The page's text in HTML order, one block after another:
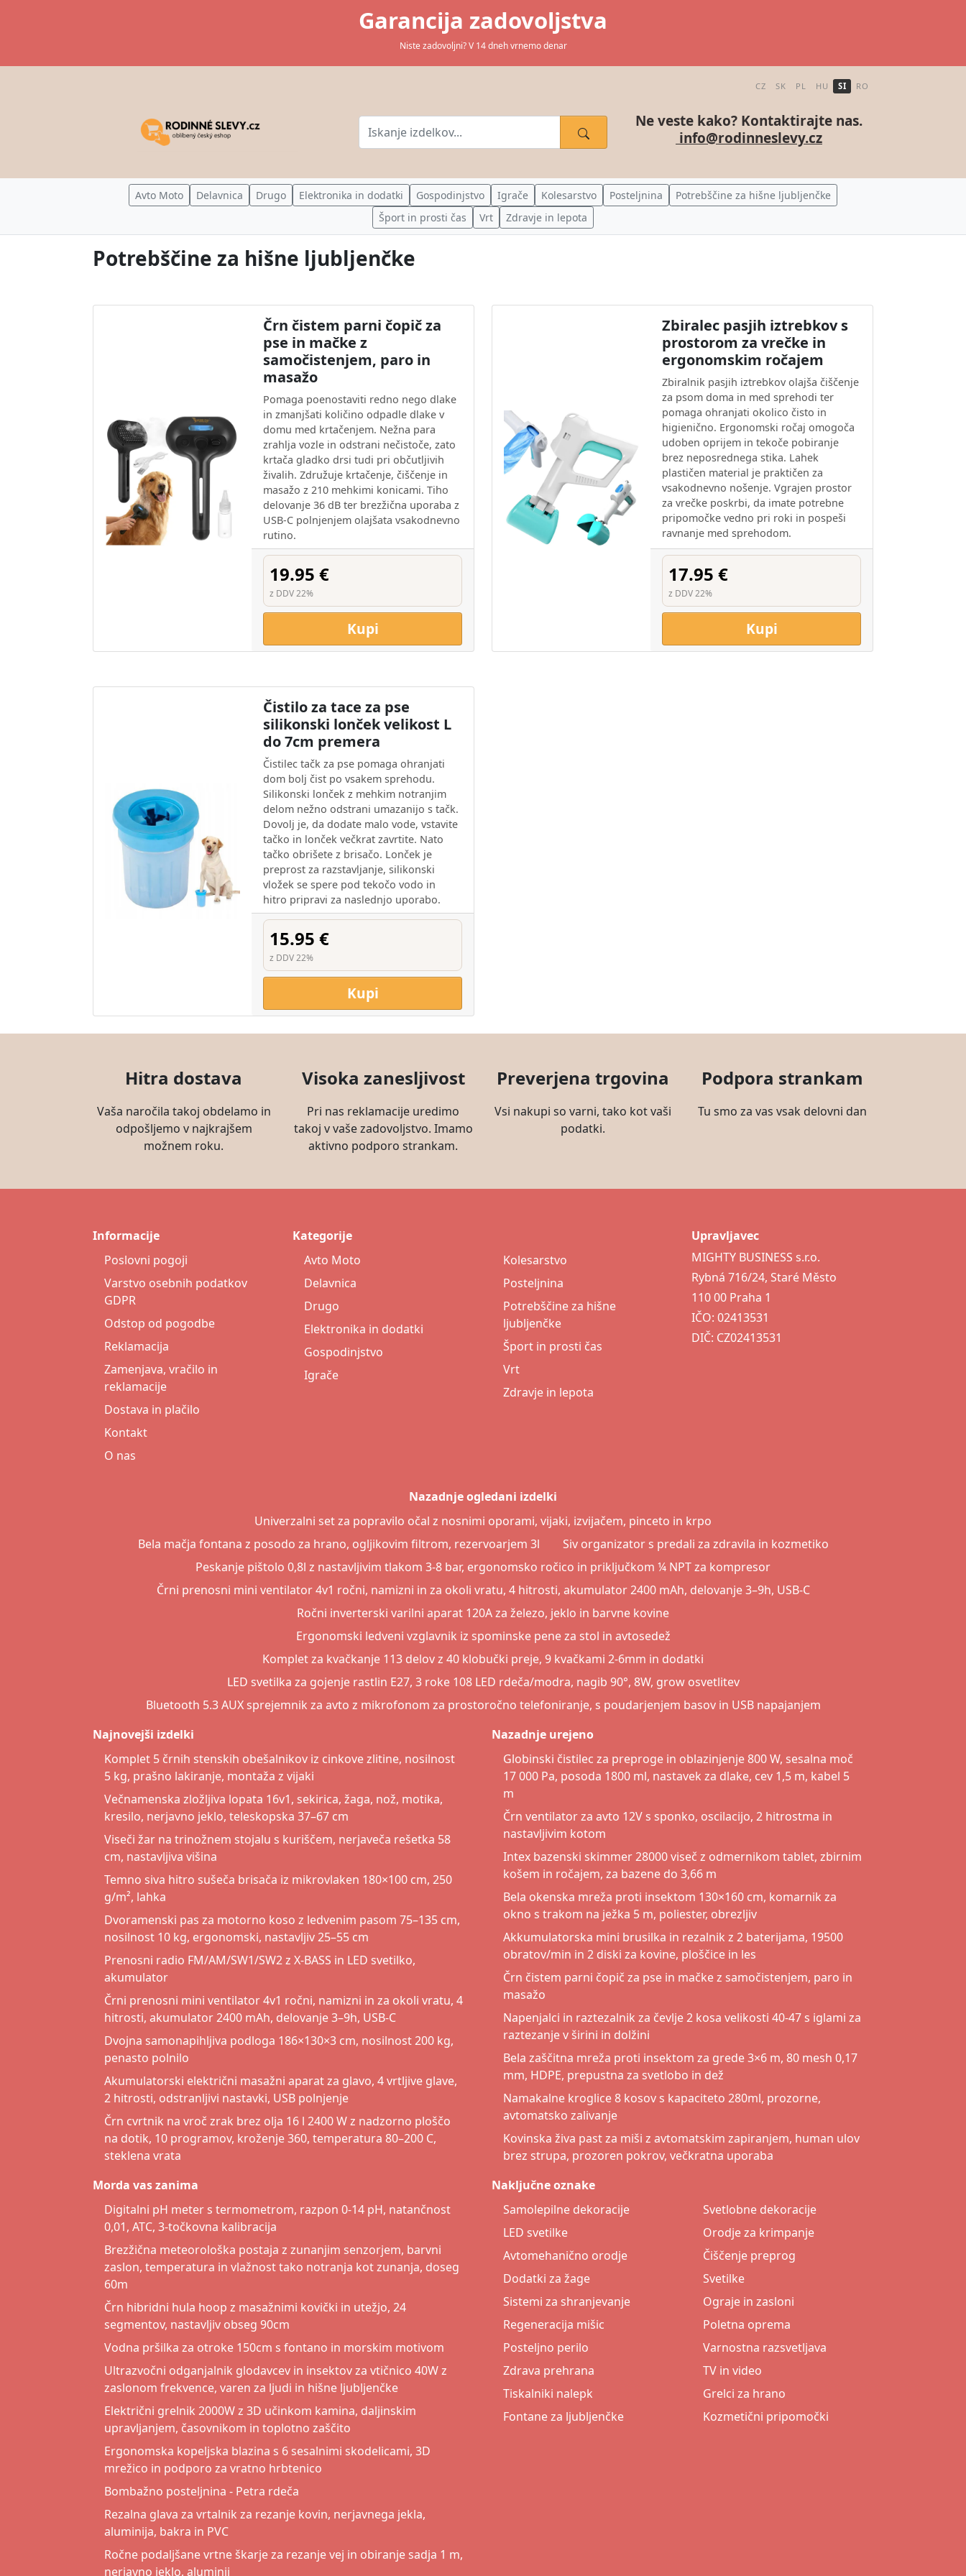
Garancija zadovoljstva
Niste zadovoljni? V 14 dneh vrnemo denar
CZ SK PL HU SI RO
Ne veste kako? Kontaktirajte nas.
info@rodinneslevy.cz
Avto Moto Delavnica Drugo Elektronika in dodatki Gospodinjstvo Igrače Kolesarstvo Posteljnina
Potrebščine za hišne ljubljenčke
Šport in prosti čas
Vrt Zdravje in lepota
Potrebščine za hišne ljubljenčke
Črn čistem parni čopič za
pse in mačke z
samočistenjem, paro in
masažo
Pomaga poenostaviti redno nego dlake
in zmanjšati količino odpadle dlake v
domu med krtačenjem. Nežna para
zrahlja vozle in odstrani nečistoče, zato
krtača gladko drsi tudi pri občutljivih
živalih. Združuje krtačenje, čiščenje in
masažo z 210 mehkimi konicami. Tiho
delovanje 36 dB ter brezžična uporaba z
USB-C polnjenjem olajšata vsakodnevno
rutino.
19.95 €
z DDV 22%
Kupi
Zbiralec pasjih iztrebkov s
prostorom za vrečke in
ergonomskim ročajem
Zbiralnik pasjih iztrebkov olajša čiščenje
za psom doma in med sprehodi ter
pomaga ohranjati okolico čisto in
higienično. Ergonomski ročaj omogoča
udoben oprijem in tekoče pobiranje
brez neposrednega stika. Lahek
plastičen material je praktičen za
vsakodnevno nošenje. Vgrajen prostor
za vrečke poskrbi, da imate potrebne
pripomočke vedno pri roki in pospeši
ravnanje med sprehodom.
17.95 €
z DDV 22%
Kupi
Čistilo za tace za pse
silikonski lonček velikost L
do 7cm premera
Čistilec tačk za pse pomaga ohranjati
dom bolj čist po vsakem sprehodu.
Silikonski lonček z mehkim notranjim
delom nežno odstrani umazanijo s tačk.
Dovolj je, da dodate malo vode, vstavite
tačko in lonček večkrat zavrtite. Nato
tačko obrišete z brisačo. Lonček je
preprost za razstavljanje, silikonski
vložek se spere pod tekočo vodo in
hitro pripravi za naslednjo uporabo.
15.95 €
z DDV 22%
Kupi
Hitra dostava
Vaša naročila takoj obdelamo in
odpošljemo v najkrajšem
možnem roku.
Visoka zanesljivost
Pri nas reklamacije uredimo
takoj v vaše zadovoljstvo. Imamo
aktivno podporo strankam.
Preverjena trgovina
Vsi nakupi so varni, tako kot vaši
podatki.
Podpora strankam
Tu smo za vas vsak delovni dan
Informacije
Poslovni pogoji
Varstvo osebnih podatkov
GDPR
Odstop od pogodbe
Reklamacija
Zamenjava, vračilo in
reklamacije
Dostava in plačilo
Kontakt
O nas
Kategorije
Avto Moto
Delavnica
Drugo
Elektronika in dodatki
Gospodinjstvo
Igrače
Kolesarstvo
Posteljnina
Potrebščine za hišne
ljubljenčke
Šport in prosti čas
Vrt
Zdravje in lepota
Upravljavec
MIGHTY BUSINESS s.r.o.
Rybná 716/24, Staré Město
110 00 Praha 1
IČO: 02413531
DIČ: CZ02413531
Nazadnje ogledani izdelki
Univerzalni set za popravilo očal z nosnimi oporami, vijaki, izvijačem, pinceto in krpo
Bela mačja fontana z posodo za hrano, ogljikovim filtrom, rezervoarjem 3l
Siv organizator s predali za zdravila in kozmetiko
Peskanje pištolo 0,8l z nastavljivim tlakom 3-8 bar, ergonomsko ročico in priključkom ¼ NPT za kompresor
Črni prenosni mini ventilator 4v1 ročni, namizni in za okoli vratu, 4 hitrosti, akumulator 2400 mAh, delovanje 3–9h, USB-C
Ročni inverterski varilni aparat 120A za železo, jeklo in barvne kovine
Ergonomski ledveni vzglavnik iz spominske pene za stol in avtosedež
Komplet za kvačkanje 113 delov z 40 klobučki preje, 9 kvačkami 2-6mm in dodatki
LED svetilka za gojenje rastlin E27, 3 roke 108 LED rdeča/modra, nagib 90°, 8W, grow osvetlitev
Bluetooth 5.3 AUX sprejemnik za avto z mikrofonom za prostoročno telefoniranje, s poudarjenjem basov in USB napajanjem
Najnovejši izdelki
Komplet 5 črnih stenskih obešalnikov iz cinkove zlitine, nosilnost
5 kg, prašno lakiranje, montaža z vijaki
Večnamenska zložljiva lopata 16v1, sekirica, žaga, nož, motika,
kresilo, nerjavno jeklo, teleskopska 37–67 cm
Viseči žar na trinožnem stojalu s kuriščem, nerjaveča rešetka 58
cm, nastavljiva višina
Temno siva hitro sušeča brisača iz mikrovlaken 180×100 cm, 250
g/m², lahka
Dvoramenski pas za motorno koso z ledvenim pasom 75–135 cm,
nosilnost 10 kg, ergonomski, nastavljiv 25–55 cm
Prenosni radio FM/AM/SW1/SW2 z X-BASS in LED svetilko,
akumulator
Črni prenosni mini ventilator 4v1 ročni, namizni in za okoli vratu, 4
hitrosti, akumulator 2400 mAh, delovanje 3–9h, USB-C
Dvojna samonapihljiva podloga 186×130×3 cm, nosilnost 200 kg,
penasto polnilo
Akumulatorski električni masažni aparat za glavo, 4 vrtljive glave,
2 hitrosti, odstranljivi nastavki, USB polnjenje
Črn cvrtnik na vroč zrak brez olja 16 l 2400 W z nadzorno ploščo
na dotik, 10 programov, kroženje 360, temperatura 80–200 C,
steklena vrata
Nazadnje urejeno
Globinski čistilec za preproge in oblazinjenje 800 W, sesalna moč
17 000 Pa, posoda 1800 ml, nastavek za dlake, cev 1,5 m, kabel 5
m
Črn ventilator za avto 12V s sponko, oscilacijo, 2 hitrostma in
nastavljivim kotom
Intex bazenski skimmer 28000 viseč z odmernikom tablet, zbirnim
košem in ročajem, za bazene do 3,66 m
Bela okenska mreža proti insektom 130×160 cm, komarnik za
okno s trakom na ježka 5 m, poliester, obrezljiv
Akkumulatorska mini brusilka in rezalnik z 2 baterijama, 19500
obratov/min in 2 diski za kovine, ploščice in les
Črn čistem parni čopič za pse in mačke z samočistenjem, paro in
masažo
Napenjalci in raztezalnik za čevlje 2 kosa velikosti 40-47 s iglami za
raztezanje v širini in dolžini
Bela zaščitna mreža proti insektom za grede 3×6 m, 80 mesh 0,17
mm, HDPE, prepustna za svetlobo in dež
Namakalne kroglice 8 kosov s kapaciteto 280ml, prozorne,
avtomatsko zalivanje
Kovinska živa past za miši z avtomatskim zapiranjem, human ulov
brez strupa, prozoren pokrov, večkratna uporaba
Morda vas zanima
Digitalni pH meter s termometrom, razpon 0-14 pH, natančnost
0,01, ATC, 3-točkovna kalibracija
Brezžična meteorološka postaja z zunanjim senzorjem, barvni
zaslon, temperatura in vlažnost tako notranja kot zunanja, doseg
60m
Črn hibridni hula hoop z masažnimi kovički in utežjo, 24
segmentov, nastavljiv obseg 90cm
Vodna pršilka za otroke 150cm s fontano in morskim motivom
Ultrazvočni odganjalnik glodavcev in insektov za vtičnico 40W z
zaslonom frekvence, varen za ljudi in hišne ljubljenčke
Električni grelnik 2000W z 3D učinkom kamina, daljinskim
upravljanjem, časovnikom in toplotno zaščito
Ergonomska kopeljska blazina s 6 sesalnimi skodelicami, 3D
mrežico in podporo za vratno hrbtenico
Bombažno posteljnina - Petra rdeča
Rezalna glava za vrtalnik za rezanje kovin, nerjavnega jekla,
aluminija, bakra in PVC
Ročne podaljšane vrtne škarje za rezanje vej in obiranje sadja 1 m,
nerjavno jeklo, aluminij
Naključne oznake
Samolepilne dekoracije
LED svetilke
Avtomehanično orodje
Dodatki za žage
Sistemi za shranjevanje
Regeneracija mišic
Posteljno perilo
Zdrava prehrana
Tiskalniki nalepk
Fontane za ljubljenčke
Svetlobne dekoracije
Orodje za krimpanje
Čiščenje preprog
Svetilke
Ograje in zasloni
Poletna oprema
Varnostna razsvetljava
TV in video
Grelci za hrano
Kozmetični pripomočki